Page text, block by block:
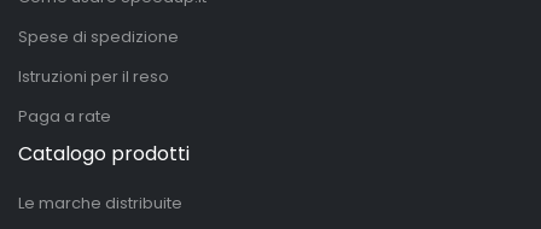
Spese di spedizione
Istruzioni per il reso
Paga a rate
Catalogo prodotti
Le marche distribuite